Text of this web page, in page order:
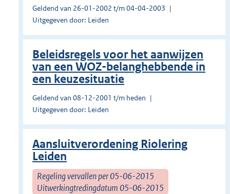
Geldend van 26-01-2002 t/m 04-04-2003
Uitgegeven door: Leiden
Beleidsregels voor het aanwijzen
van een WOZ-belanghebbende in
een keuzesituatie
Geldend van 08-12-2001 t/m heden
Uitgegeven door: Leiden
Aansluitverordening Riolering
Leiden
Regeling vervallen per 05-06-2015
Uitwerkingtredingdatum 05-06-2015